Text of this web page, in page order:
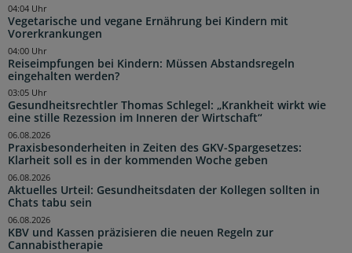
Vegetarische und vegane Ernährung bei Kindern mit
Vorerkrankungen
04:04 Uhr
Reiseimpfungen bei Kindern: Müssen Abstandsregeln
eingehalten werden?
04:00 Uhr
Gesundheitsrechtler Thomas Schlegel: „Krankheit wirkt wie
eine stille Rezession im Inneren der Wirtschaft“
03:05 Uhr
Praxisbesonderheiten in Zeiten des GKV-Spargesetzes:
Klarheit soll es in der kommenden Woche geben
06.08.2026
Aktuelles Urteil: Gesundheitsdaten der Kollegen sollten in
Chats tabu sein
06.08.2026
KBV und Kassen präzisieren die neuen Regeln zur
Cannabistherapie
06.08.2026